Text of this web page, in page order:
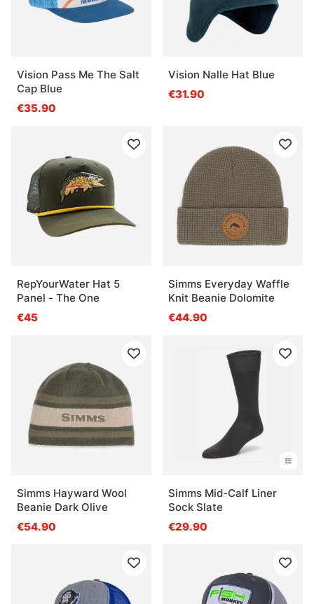
Vision Pass Me The Salt
Cap Blue
€35.90
Vision Nalle Hat Blue
€31.90
RepYourWater Hat 5
Panel - The One
€45
Simms Everyday Waffle
Knit Beanie Dolomite
€44.90
Simms Hayward Wool
Beanie Dark Olive
€54.90
Simms Mid-Calf Liner
Sock Slate
€29.90